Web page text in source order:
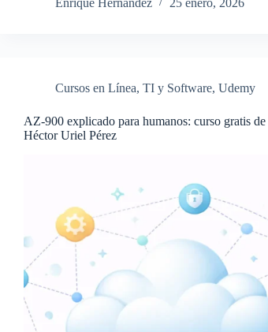
Enrique Hernandez
25 enero, 2026
Cursos en Línea, TI y Software, Udemy
AZ-900 explicado para humanos: curso gratis de
Héctor Uriel Pérez